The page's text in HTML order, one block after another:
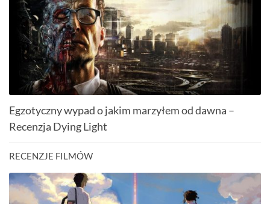
Egzotyczny wypad o jakim marzyłem od dawna –
Recenzja Dying Light
RECENZJE FILMÓW